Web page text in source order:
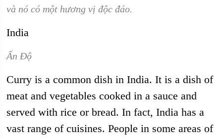
và nó có một hương vị độc đáo.
India
Ấn Độ
Curry is a common dish in India. It is a dish of
meat and vegetables cooked in a sauce and
served with rice or bread. In fact, India has a
vast range of cuisines. People in some areas of